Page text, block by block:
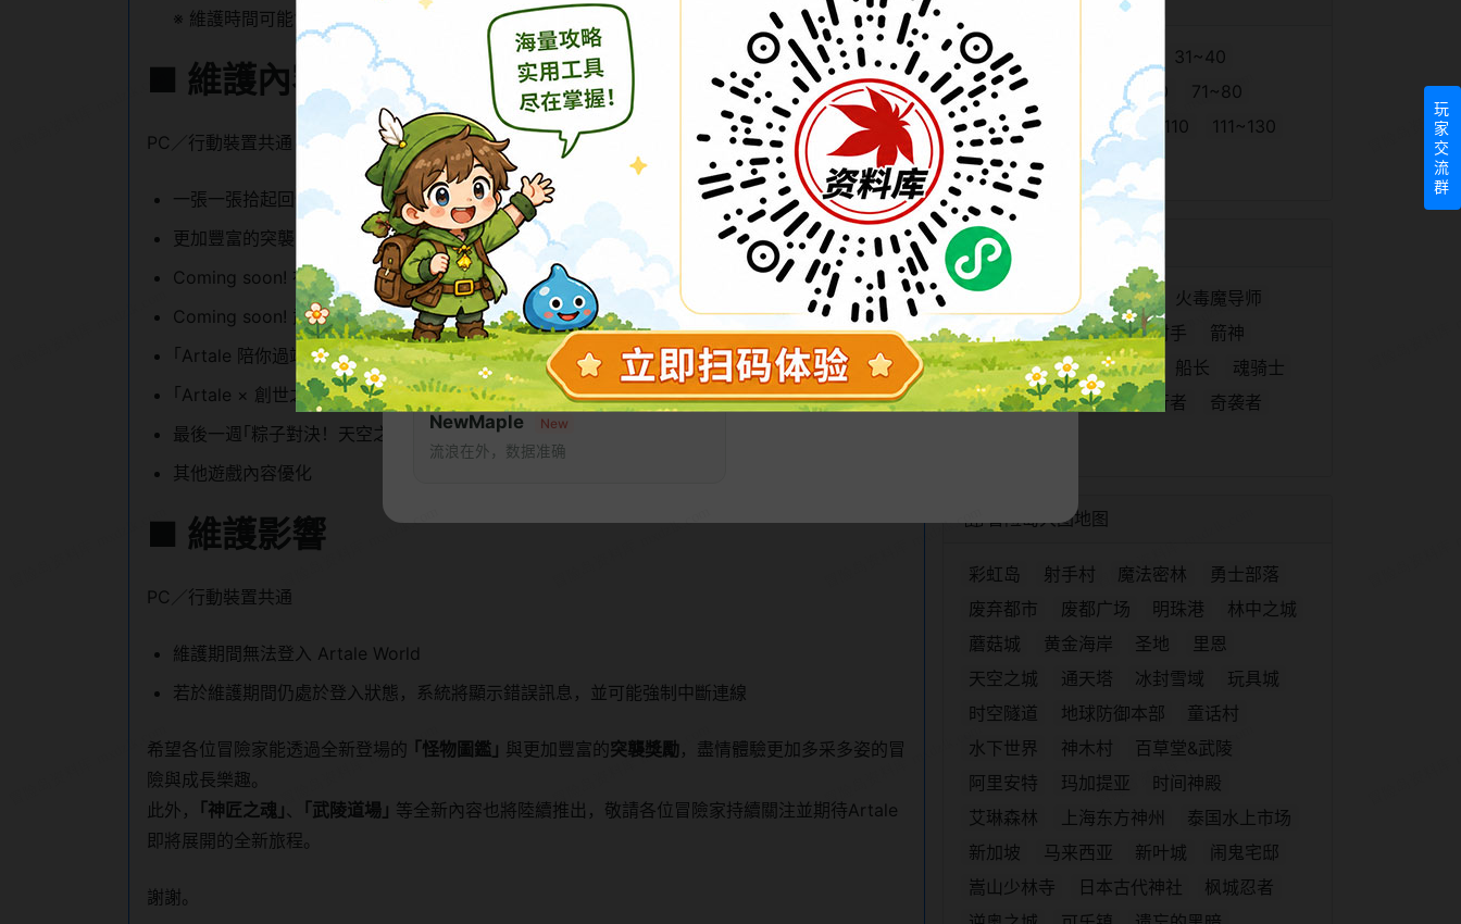
国际服冒险岛
国际服GMS083
国际服 083 版本
台服新枫之谷
新枫之谷经典版
7月29日开服 台服经典版
枫之谷TMS113
枫之谷 113 版本
流浪岛
NewMaple New
流浪在外，数据准确
※ 維護時間可能會依實際情況有所調整，如有變動將另行公告通知。
■ 維護內容
PC／行動裝置共通
一張一張拾起回憶！怪物圖鑑登場！
更加豐富的突襲BOSS獎勵！濃縮藥水登場！
Coming soon! 神匠之魂
Coming soon! 武陵道場
｢Artale 陪你過端午｣活動結束
｢Artale × 創世之楓｣聯名活動結束
最後一週｢粽子對決！天空之城粽子 VS 玩具城粽子｣ 開票結果與獎勵發放
其他遊戲內容優化
■ 維護影響
PC／行動裝置共通
維護期間無法登入 Artale World
若於維護期間仍處於登入狀態，系統將顯示錯誤訊息，並可能強制中斷連線
希望各位冒險家能透過全新登場的 ｢怪物圖鑑｣ 與更加豐富的突襲獎勵 ，盡情體驗更加多采多姿的冒
險與成長樂趣。
此外，
｢神匠之魂｣ 、 ｢武陵道場｣ 等全新內容也將陸續推出，敬請各位冒險家持續關注並期待Artale
即將展開的全新旅程。
謝謝。
1~10
31~40
41~50
61~70
71~80
81~90
101~110
111~130
131~150
151~180
冒险岛职业技能
英雄 圣骑士 黑骑士
火毒魔导师
冰雷魔导师
主教 神射手
箭神
隐士
侠盗 冲锋队长 船长
魂骑士
炎术士
风灵使者 夜行者
奇袭者
冒险岛大图地图
彩虹岛 射手村 魔法密林
勇士部落
废弃都市
废都广场 明珠港
林中之城
蘑菇城
黄金海岸 圣地
里恩
天空之城
通天塔 冰封雪域
玩具城
时空隧道
地球防御本部
童话村
水下世界
神木村
百草堂&武陵
阿里安特
玛加提亚
时间神殿
艾琳森林
上海东方神州
泰国水上市场
新加坡
马来西亚 新叶城
闹鬼宅邸
嵩山少林寺
日本古代神社
枫城忍者
玩
家
交
流
群